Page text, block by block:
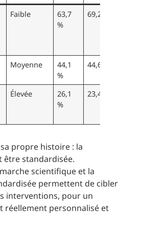
Faible
63,7
%
69,2 %
Moyenne
44,1
%
44,6 %
Élevée
26,1
%
23,4 %
propre histoire : la
être standardisée.
scientifique et la
permettent de cibler
interventions, pour un
réellement personnalisé et